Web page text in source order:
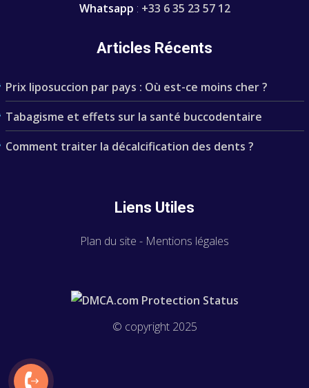
Whatsapp : +33 6 35 23 57 12
Articles Récents
Prix liposuccion par pays : Où est-ce moins cher ?
Tabagisme et effets sur la santé buccodentaire
Comment traiter la décalcification des dents ?
Liens Utiles
Plan du site - Mentions légales
© copyright 2025